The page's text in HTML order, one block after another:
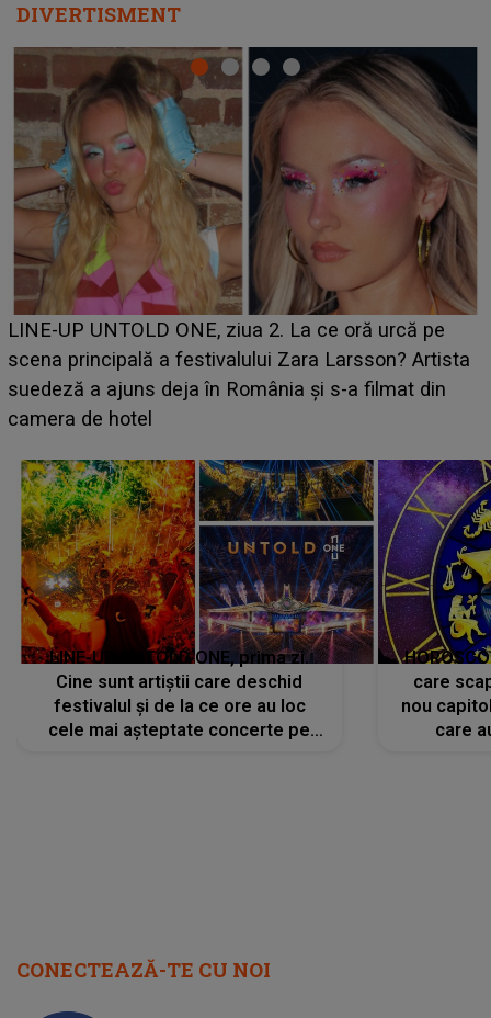
DIVERTISMENT
Ce a dezvăluit noua concurentă din "Casa Iubirii" l-a
luat prin surprindere pe Emanuel. CINE ESTE
BĂIATUL VIZAT de Alexandra?! Aflându-se în fața
faptului împlinit, A RECUNOSCUT IMEDIAT: "Am
LINE-UP UNTOLD ONE, prima zi.
Cine sunt artiștii care deschid
festivalul și de la ce ore au loc
cele mai așteptate concerte pe
care
nou
care
CONECTEAZĂ-TE CU NOI